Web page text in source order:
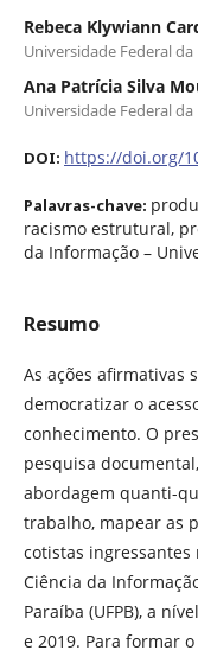
Rebeca Klywiann
Universidade Federal da
Ana Patrícia Silva
Universidade Federal da
DOI: https://doi.org/
Palavras-chave:
racismo estrutural,
da Informação –
Resumo
As ações afirmativas
democratizar o
conhecimento. O
pesquisa
abordagem quanti-
trabalho, mapear as
cotistas ingressantes
Ciência da
Paraíba (UFPB), a
e 2019. Para formar